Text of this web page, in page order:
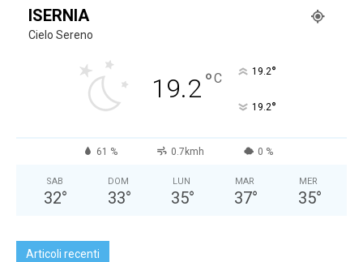
ISERNIA
Cielo Sereno
19.2°C 19.2°
19.2°
61 % 0.7kmh 0 %
SAB
32°
DOM
33°
LUN
35°
MAR
37°
MER
35°
Articoli recenti